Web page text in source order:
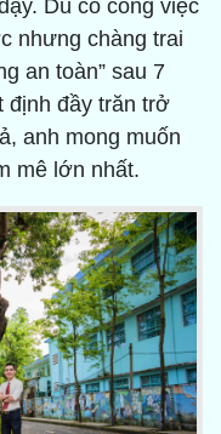
Dù có công việc
nhưng chàng trai
an toàn” sau 7
định đầy trăn trở
anh mong muốn
mê lớn nhất.